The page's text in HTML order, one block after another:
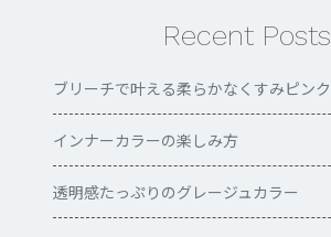
Recent Posts
ブリーチで叶える柔らかなくすみピンク
インナーカラーの楽しみ方
透明感たっぷりのグレージュカラー